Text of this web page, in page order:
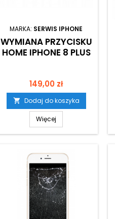
MARKA: SERWIS IPHONE
WYMIANA PRZYCISKU
HOME IPHONE 8 PLUS
Cena
149,00 zł
 Dodaj do koszyka
Więcej